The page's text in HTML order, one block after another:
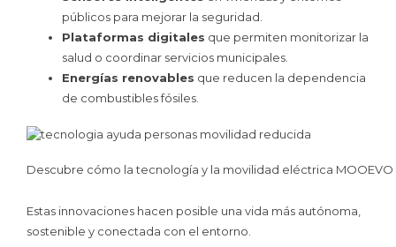
públicos para mejorar la seguridad.
Plataformas digitales que permiten monitorizar la
salud o coordinar servicios municipales.
Energías renovables que reducen la dependencia
de combustibles fósiles.
Descubre cómo la tecnología y la movilidad eléctrica
Estas innovaciones hacen posible una vida más autónoma,
sostenible y conectada con el entorno.